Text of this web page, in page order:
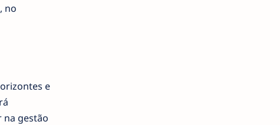
no
e
na gestão